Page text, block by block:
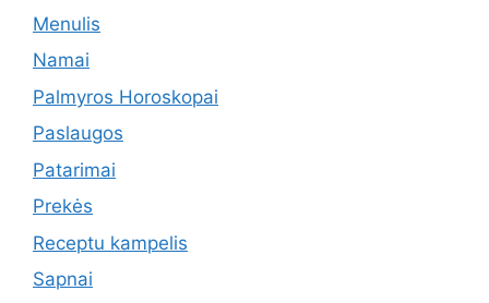
Menulis
Namai
Palmyros Horoskopai
Paslaugos
Patarimai
Prekės
Receptu kampelis
Sapnai